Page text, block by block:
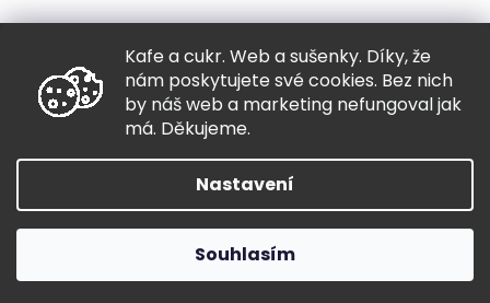
Kafe a cukr. Web a sušenky. Díky, že
nám poskytujete své cookies. Bez nich
by náš web a marketing nefungoval jak
má. Děkujeme.
Nastavení
Souhlasím
Copyright 2026Hugo chodí bos. Všechna práva vyhrazena.
Grafický návrh vytvořil a nakódovalShoptak.cz